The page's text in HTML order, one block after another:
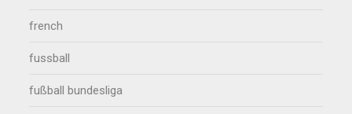
french
fussball
fußball bundesliga